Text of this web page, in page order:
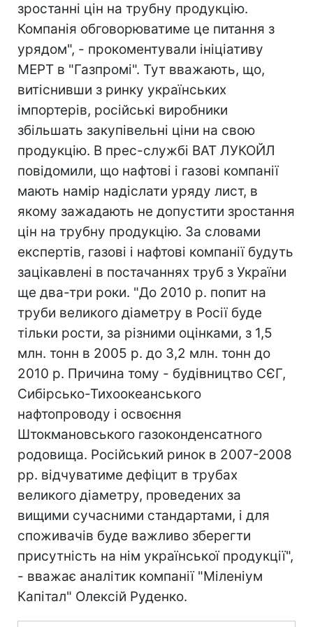
зростанні цін на трубну продукцію.
Компанія обговорюватиме це питання з
урядом", - прокоментували ініціативу
МЕРТ в "Газпромі". Тут вважають, що,
витіснивши з ринку українських
імпортерів, російські виробники
збільшать закупівельні ціни на свою
продукцію. В прес-службі ВАТ ЛУКОЙЛ
повідомили, що нафтові і газові компанії
мають намір надіслати уряду лист, в
якому зажадають не допустити зростання
цін на трубну продукцію. За словами
експертів, газові і нафтові компанії будуть
зацікавлені в постачаннях труб з України
ще два-три роки. "До 2010 р. попит на
труби великого діаметру в Росії буде
тільки рости, за різними оцінками, з 1,5
млн. тонн в 2005 р. до 3,2 млн. тонн до
2010 р. Причина тому - будівництво СЄГ,
Сибірсько-Тихоокеанського
нафтопроводу і освоєння
Штокмановського газоконденсатного
родовища. Російський ринок в 2007-2008
рр. відчуватиме дефіцит в трубах
великого діаметру, проведених за
вищими сучасними стандартами, і для
споживачів буде важливо зберегти
присутність на нім української продукції",
- вважає аналітик компанії "Міленіум
Капітал" Олексій Руденко.